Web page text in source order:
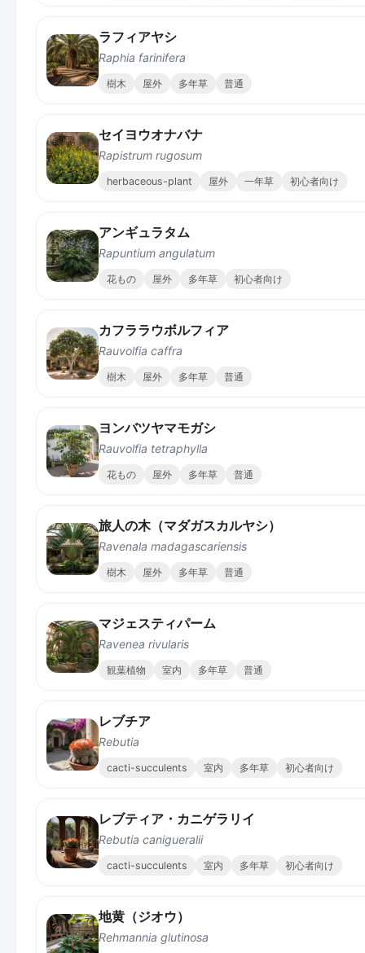
ラフィアヤシ
Raphia farinifera
樹木 屋外 多年草 普通
セイヨウオナバナ
Rapistrum rugosum
herbaceous-plant 屋外 一年草 初心者向け
アンギュラタム
Rapuntium angulatum
花もの 屋外 多年草 初心者向け
カフララウボルフィア
Rauvolfia caffra
樹木 屋外 多年草 普通
ヨンバツヤマモガシ
Rauvolfia tetraphylla
花もの 屋外 多年草 普通
旅人の木（マダガスカルヤシ）
Ravenala madagascariensis
樹木 屋外 多年草 普通
マジェスティパーム
Ravenea rivularis
観葉植物 室内 多年草 普通
レブチア
Rebutia
cacti-succulents 室内 多年草 初心者向け
レブティア・カニゲラリイ
Rebutia canigueralii
cacti-succulents 室内 多年草 初心者向け
地黄（ジオウ）
Rehmannia glutinosa